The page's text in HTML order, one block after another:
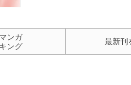
ンガ
ング
最新刊